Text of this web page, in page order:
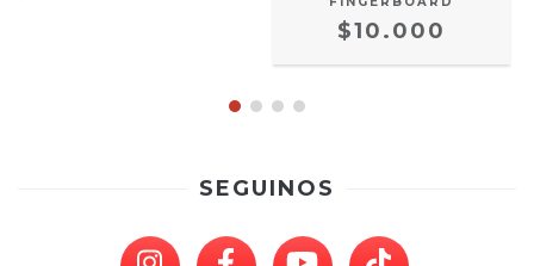
$10.000
SEGUINOS